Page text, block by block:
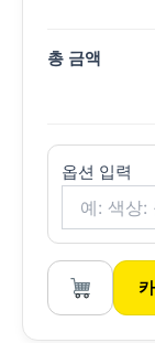
총 금액
옵션 입력